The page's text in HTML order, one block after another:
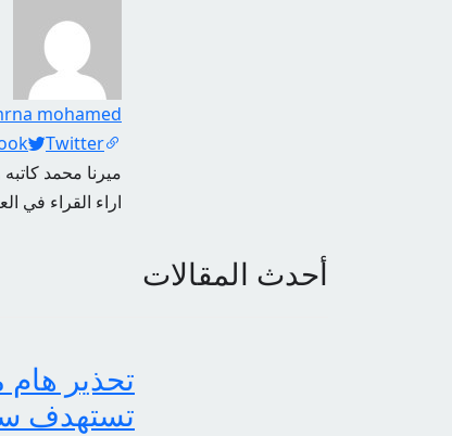
mohamed
Social Links
Twitter
ميرنا محمد
اراء القراء في
أحدث المقالات
تحذير
تستهدف